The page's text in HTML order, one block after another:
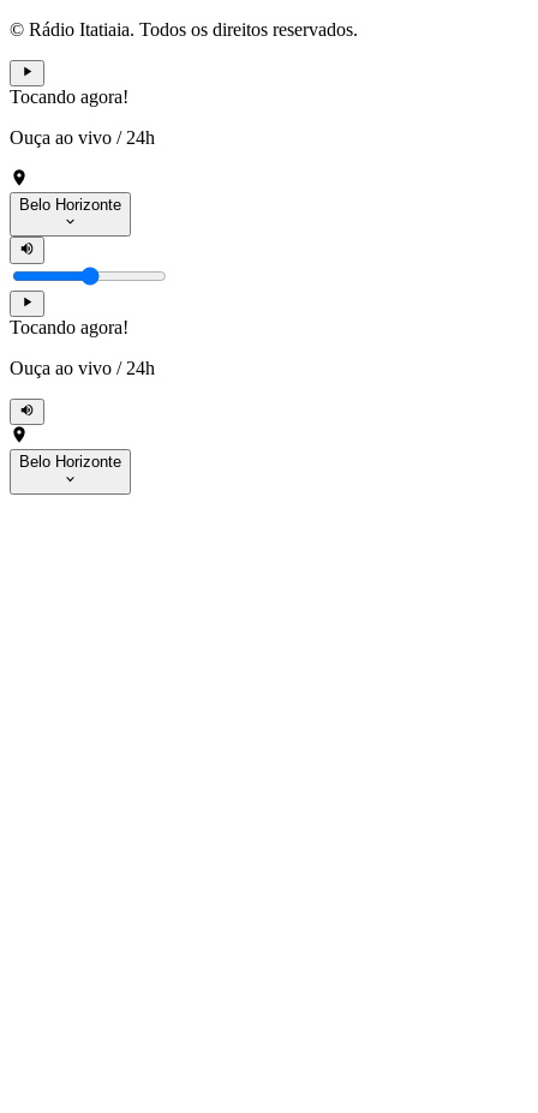
© Rádio Itatiaia. Todos os direitos reservados.
Tocando agora!
Ouça ao vivo / 24h
Belo Horizonte
Tocando agora!
Ouça ao vivo / 24h
Belo Horizonte